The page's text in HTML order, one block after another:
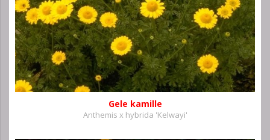
Gele kamille
Anthemis x hybrida 'Kelwayi'